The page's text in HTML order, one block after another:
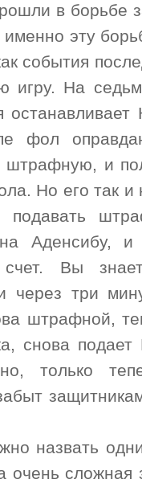
в борьбе
именно эту
события
игру. На
останавливает
фол
штрафную, и
Но его так и
подавать
Аденсибу,
счет. Вы
через три
штрафной,
снова
только
назвать
очень сложная